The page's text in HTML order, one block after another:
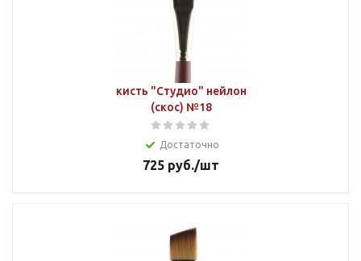
кисть "Студио" нейлон
(скос) №18
Достаточно
725 руб./шт